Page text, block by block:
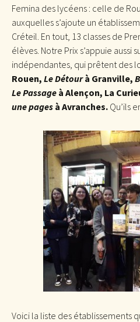
Femina des lycéens : celle de
auxquelles s’ajoute un
Créteil. En tout, 13 classes de
élèves. Notre Prix s’appuie aussi
indépendantes, qui prêtent des
Rouen, Le Détourà Granville,
Le Passage à Alençon, La
une pages à Avranches. Qu’ils
Voici la liste des établissements